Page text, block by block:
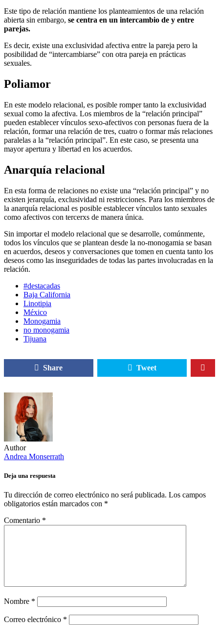
Este tipo de relación mantiene los planteamientos de una relación
abierta sin embargo, se centra en un intercambio de y entre
parejas.
Es decir, existe una exclusividad afectiva entre la pareja pero la
posibilidad de “intercambiarse” con otra pareja en prácticas
sexuales.
Poliamor
En este modelo relacional, es posible romper tanto la exclusividad
sexual como la afectiva. Los miembros de la “relación principal”
pueden establecer vínculos sexo-afectivos con personas fuera de la
relación, formar una relación de tres, cuatro o formar más relaciones
paralelas a la “relación principal”. En este caso, se presenta una
mayor apertura y libertad en los acuerdos.
Anarquía relacional
En esta forma de relaciones no existe una “relación principal” y no
existen jerarquía, exclusividad ni restricciones. Para los miembros de
la anarquía relacional es posible establecer vínculos tanto sexuales
como afectivos con tercerxs de manera única.
Sin importar el modelo relacional que se desarrolle, comúnmente,
todos los vínculos que se plantean desde la no-monogamia se basan
en acuerdos, deseos y conversaciones que tomen en cuenta tanto los
deseos como las inseguridades de todas las partes involucradas en la
relación.
#destacadas
Baja California
Linotipia
México
Monogamia
no monogamia
Tijuana
Share Tweet
Author
Andrea Monserrath
Deja una respuesta
Tu dirección de correo electrónico no será publicada. Los campos
obligatorios están marcados con *
Comentario *
Nombre *
Correo electrónico *